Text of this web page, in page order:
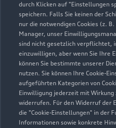
durch Klicken auf "Einstellungen
speichern. Falls Sie keinen der
nur die notwendigen Cookies (z.
Manager, unser
sind nicht gesetzlich verpflichtet,
einzuwilligen, aber wenn Sie Ihre
können Sie bestimmte unserer
nutzen. Sie können Ihre Cookie-
aufgeführten Kategorien von
Einwilligung jederzeit mit
widerrufen. Für den Widerruf der
die "Cookie-Einstellungen" in der
Informationen sowie konkrete
Damit Ihr Audi auch im
passende Pflege in einer
Zur Audi Shopping World